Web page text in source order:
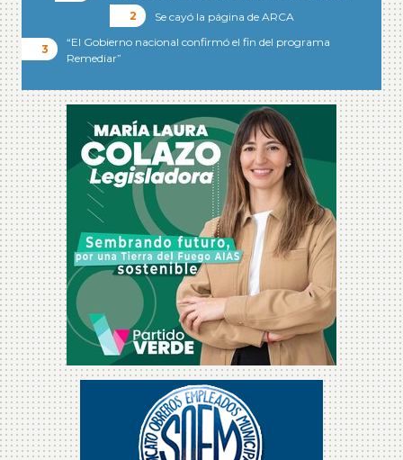
Se cayó la página de ARCA
“El Gobierno nacional confirmó el fin del programa
Remediar”